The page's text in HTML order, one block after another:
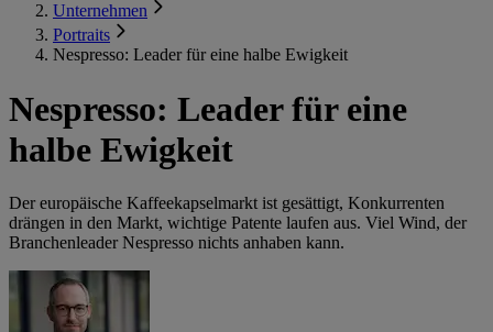
Unternehmen
Portraits
Nespresso: Leader für eine halbe Ewigkeit
Nespresso: Leader für eine
halbe Ewigkeit
Der europäische Kaffeekapselmarkt ist gesättigt, Konkurrenten
drängen in den Markt, wichtige Patente laufen aus. Viel Wind, der
Branchenleader Nespresso nichts anhaben kann.